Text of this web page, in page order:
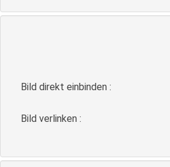
Bild direkt einbinden :
Bild verlinken :